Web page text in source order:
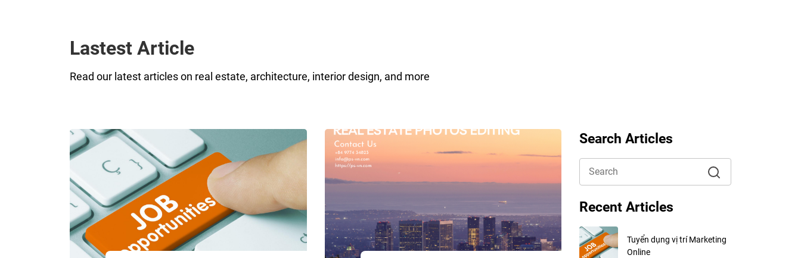
Lastest Article
Read our latest articles on real estate, architecture, interior design, and more
Search Articles
Recent Articles
Tuyển dụng vị trí Marketing
Online